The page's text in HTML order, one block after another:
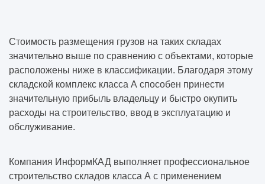
Стоимость размещения грузов на таких складах
значительно выше по сравнению с объектами, которые
расположены ниже в классификации. Благодаря этому
складской комплекс класса А способен принести
значительную прибыль владельцу и быстро окупить
расходы на строительство, ввод в эксплуатацию и
обслуживание.
Компания ИнформКАД выполняет профессиональное
строительство складов класса А с применением